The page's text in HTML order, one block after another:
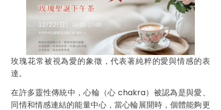
玫瑰花常被視為愛的象徵，代表著純粹的愛與情感的表
達。
在許多靈性傳統中，心輪（心 chakra）被認為是與愛、
同情和情感連結的能量中心，當心輪展開時，個體能夠更